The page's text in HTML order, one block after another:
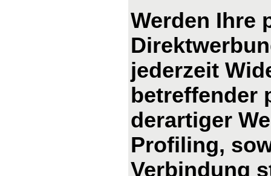
Werden Ihre
jederzeit
betreffender
derartiger
Profiling,
Verbindung